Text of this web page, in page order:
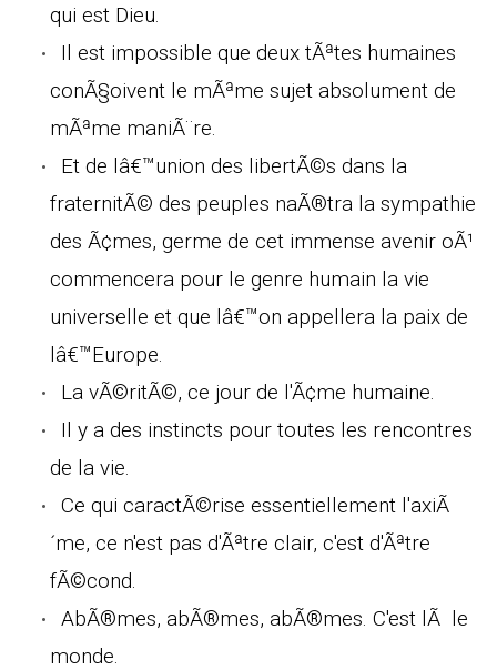
qui est Dieu.
Il est impossible que deux tÃªtes humaines
conÃ§oivent le mÃªme sujet absolument de
mÃªme maniÃ¨re.
Et de lâ€™union des libertÃ©s dans la
fraternitÃ© des peuples naÃ®tra la sympathie
des Ã¢mes, germe de cet immense avenir oÃ¹
commencera pour le genre humain la vie
universelle et que lâ€™on appellera la paix de
lâ€™Europe.
La vÃ©ritÃ©, ce jour de l'Ã¢me humaine.
Il y a des instincts pour toutes les rencontres
de la vie.
Ce qui caractÃ©rise essentiellement l'axiÃ
´me, ce n'est pas d'Ãªtre clair, c'est d'Ãªtre
fÃ©cond.
AbÃ®mes, abÃ®mes, abÃ®mes. C'est lÃ le
monde.